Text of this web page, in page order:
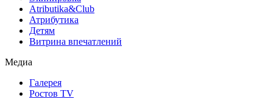
Atributika&Club
Атрибутика
Детям
Витрина впечатлений
Медиа
Галерея
Ростов TV